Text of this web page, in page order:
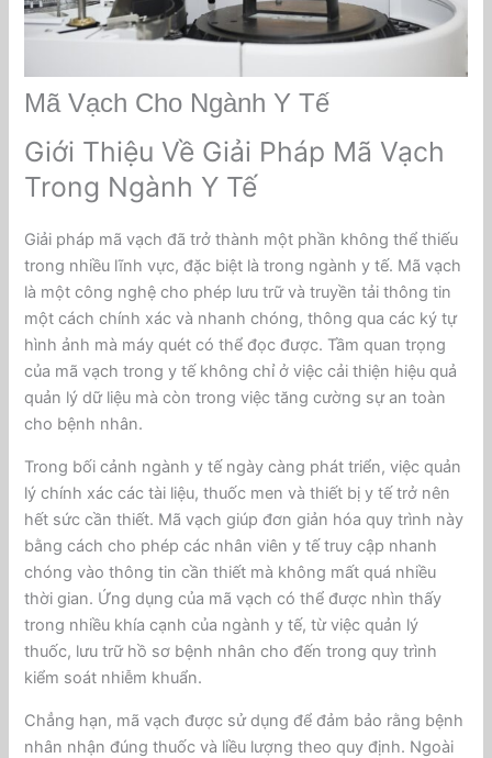
Mã Vạch Cho Ngành Y Tế
Giới Thiệu Về Giải Pháp Mã Vạch
Trong Ngành Y Tế
Giải pháp mã vạch đã trở thành một phần không thể thiếu
trong nhiều lĩnh vực, đặc biệt là trong ngành y tế. Mã vạch
là một công nghệ cho phép lưu trữ và truyền tải thông tin
một cách chính xác và nhanh chóng, thông qua các ký tự
hình ảnh mà máy quét có thể đọc được. Tầm quan trọng
của mã vạch trong y tế không chỉ ở việc cải thiện hiệu quả
quản lý dữ liệu mà còn trong việc tăng cường sự an toàn
cho bệnh nhân.
Trong bối cảnh ngành y tế ngày càng phát triển, việc quản
lý chính xác các tài liệu, thuốc men và thiết bị y tế trở nên
hết sức cần thiết. Mã vạch giúp đơn giản hóa quy trình này
bằng cách cho phép các nhân viên y tế truy cập nhanh
chóng vào thông tin cần thiết mà không mất quá nhiều
thời gian. Ứng dụng của mã vạch có thể được nhìn thấy
trong nhiều khía cạnh của ngành y tế, từ việc quản lý
thuốc, lưu trữ hồ sơ bệnh nhân cho đến trong quy trình
kiểm soát nhiễm khuẩn.
Chẳng hạn, mã vạch được sử dụng để đảm bảo rằng bệnh
nhân nhận đúng thuốc và liều lượng theo quy định. Ngoài